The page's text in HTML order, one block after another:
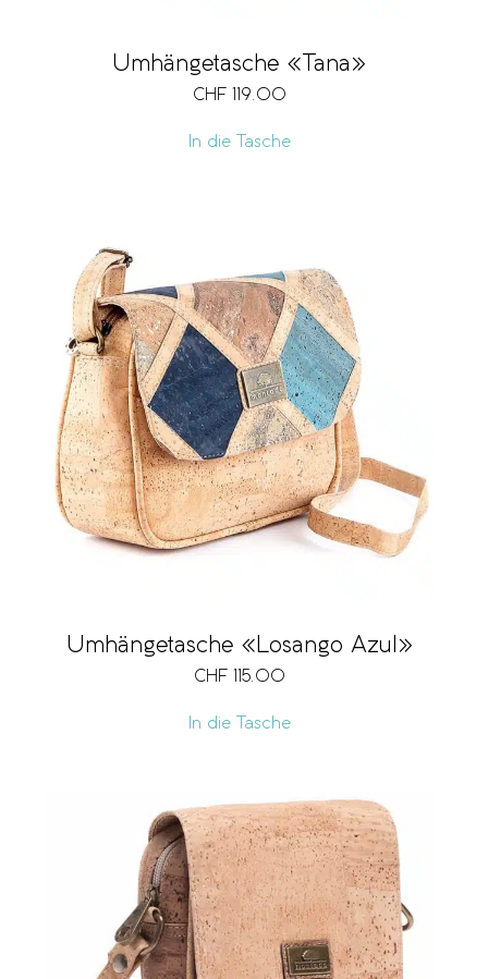
Umhängetasche «Tana»
CHF 119.00
In die Tasche
Umhängetasche «Losango Azul»
CHF 115.00
In die Tasche